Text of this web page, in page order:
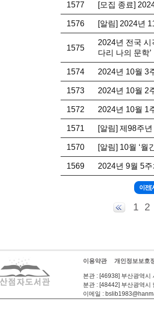
1577 [모집 종료]
1576 [알림] 2024년
1575
2024년 전국 시
다리 나의 문학
1574 2024년 10월 3
1573 2024년 10월 2
1572 2024년 10월 1
1571 [알림] 제98주
1570 [알림] 10월 ‘월
1569 2024년 9월 5
1 2
이용약관 개인정보보호
본관 : [46938] 부산광역시
분관 : [48442] 부산광역시
이메일 :